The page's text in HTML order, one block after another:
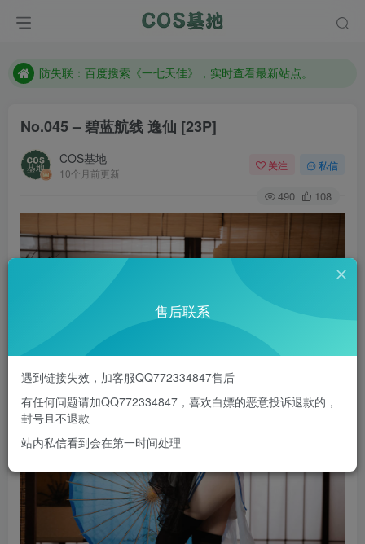
客服售后QQ：772334847
防失联：百度搜索《一七天佳》，实时查看最新站点。
No.045 – 碧蓝航线 逸仙 [23P]
COS基地
10个月前更新
关注 私信
490 108
售后联系
遇到链接失效，加客服QQ772334847售后
有任何问题请加QQ772334847，喜欢白嫖的恶意投诉退款的，
封号且不退款
站内私信看到会在第一时间处理